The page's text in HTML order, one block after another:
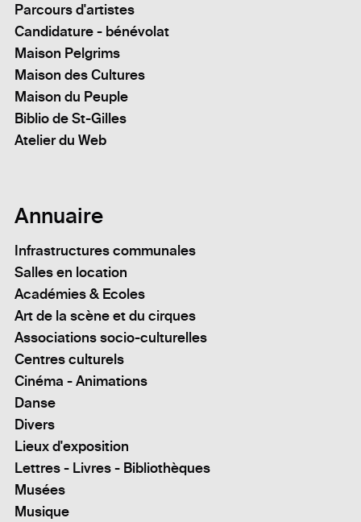
Parcours d'artistes
Candidature - bénévolat
Maison Pelgrims
Maison des Cultures
Maison du Peuple
Biblio de St-Gilles
Atelier du Web
Annuaire
Infrastructures communales
Salles en location
Académies & Ecoles
Art de la scène et du cirques
Associations socio-culturelles
Centres culturels
Cinéma - Animations
Danse
Divers
Lieux d'exposition
Lettres - Livres - Bibliothèques
Musées
Musique